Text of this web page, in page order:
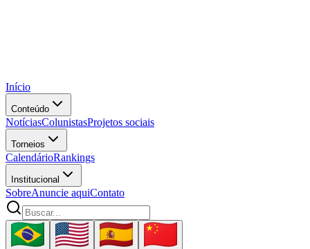
Início
Conteúdo
NotíciasColunistasProjetos sociais
Torneios
CalendárioRankings
Institucional
SobreAnuncie aquiContato